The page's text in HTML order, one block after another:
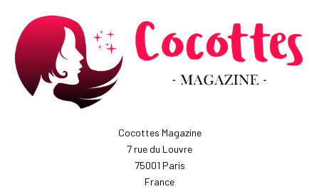
Cocottes Magazine
7 rue du Louvre
75001 Paris
France